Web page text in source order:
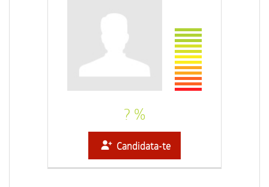
? %
Candidata-te